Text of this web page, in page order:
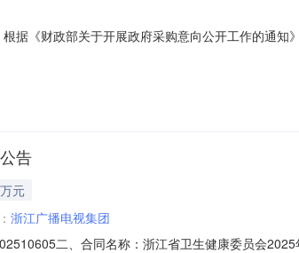
据《财政部关于开展政府采购意向公开工作的通
采购需求概况标的名称：2026年电视健康栏目制
告
元
浙江广播电视集团
二、合同名称：浙江省卫生健康委员会